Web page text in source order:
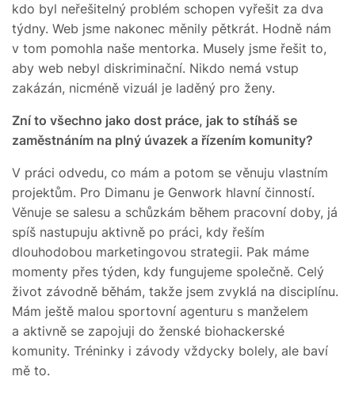
kdo byl neřešitelný problém schopen vyřešit za dva
týdny. Web jsme nakonec měnily pětkrát. Hodně nám
v tom pomohla naše mentorka. Musely jsme řešit to,
aby web nebyl diskriminační. Nikdo nemá vstup
zakázán, nicméně vizuál je laděný pro ženy.
Zní to všechno jako dost práce, jak to stíháš se
zaměstnáním na plný úvazek a řízením komunity?
V práci odvedu, co mám a potom se věnuju vlastním
projektům. Pro Dimanu je Genwork hlavní činností.
Věnuje se salesu a schůzkám během pracovní doby, já
spíš nastupuju aktivně po práci, kdy řeším
dlouhodobou marketingovou strategii. Pak máme
momenty přes týden, kdy fungujeme společně. Celý
život závodně běhám, takže jsem zvyklá na disciplínu.
Mám ještě malou sportovní agenturu s manželem
a aktivně se zapojuji do ženské biohackerské
komunity. Tréninky i závody vždycky bolely, ale baví
mě to.